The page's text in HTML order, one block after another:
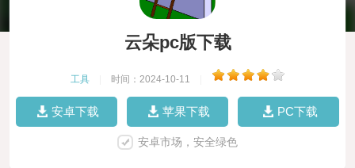
云朵pc版下载
工具 时间：2024-10-11
安卓下载 苹果下载 PC下载
安卓市场，安全绿色